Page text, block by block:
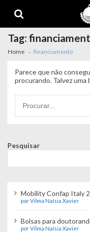
navigation
content
Tag:
Home financiamento
Parece que não
procurando. Talvez uma
por:
Pesquisar
Mobility Confap Italy
por Vilma Naísia Xavier
Bolsas para
por Vilma Naísia Xavier